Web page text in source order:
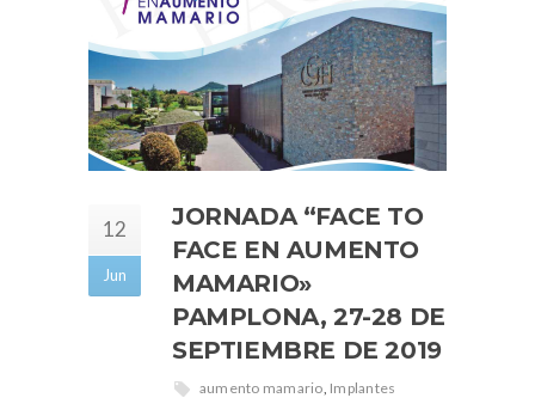
12
Jun
JORNADA “FACE TO
FACE EN AUMENTO
MAMARIO»
PAMPLONA, 27-28 DE
SEPTIEMBRE DE 2019
aumento mamario, Implantes